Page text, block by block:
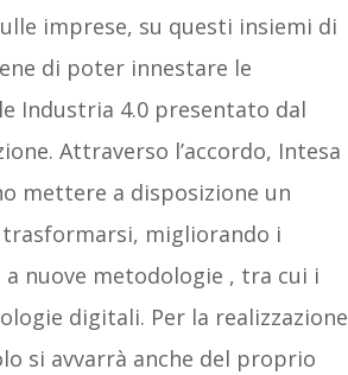
imprese, su questi insiemi di
di poter innestare le
Industria 4.0 presentato dal
Attraverso l’accordo, Intesa
mettere a disposizione un
migliorando i
nuove metodologie , tra cui i
digitali. Per la realizzazione
si avvarrà anche del proprio